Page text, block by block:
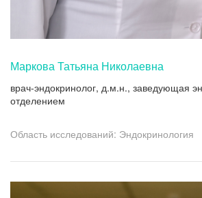
Маркова Татьяна Николаевна
врач-эндокринолог, д.м.н., заведующая
отделением
Область исследований: Эндокринология